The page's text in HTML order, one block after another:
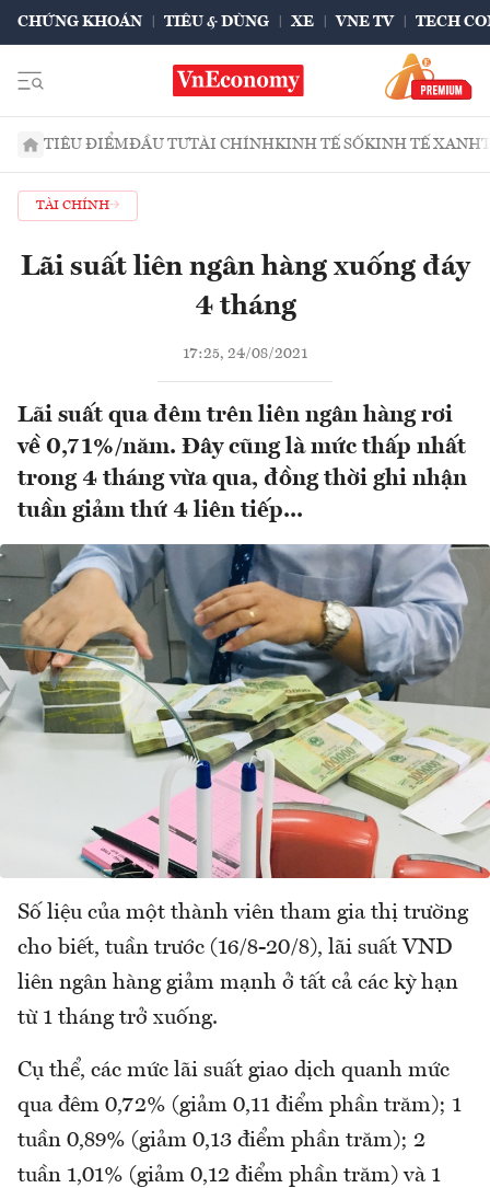
CHỨNG KHOÁN TIÊU & DÙNG XE VNE TV TECH
TIÊU ĐIỂMĐẦU TƯTÀI CHÍNHKINH TẾ SỐKINH TẾ XANH
TÀI CHÍNH
Lãi suất liên ngân hàng xuống đáy
4 tháng
17:25, 24/08/2021
Lãi suất qua đêm trên liên ngân hàng rơi
về 0,71%/năm. Đây cũng là mức thấp nhất
trong 4 tháng vừa qua, đồng thời ghi nhận
tuần giảm thứ 4 liên tiếp...
Số liệu của một thành viên tham gia thị trường
cho biết, tuần trước (16/8-20/8), lãi suất VND
liên ngân hàng giảm mạnh ở tất cả các kỳ hạn
từ 1 tháng trở xuống.
Cụ thể, các mức lãi suất giao dịch quanh mức
qua đêm 0,72% (giảm 0,11 điểm phần trăm); 1
tuần 0,89% (giảm 0,13 điểm phần trăm); 2
tuần 1,01% (giảm 0,12 điểm phần trăm) và 1